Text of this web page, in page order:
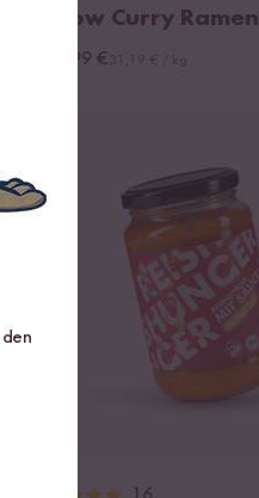
Yellow Curry Ramen
ab 4,99 €